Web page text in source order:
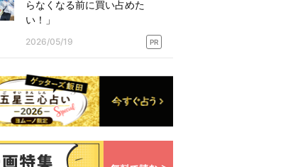
らなくなる前に買い占めた
い！」
2026/05/19 PR